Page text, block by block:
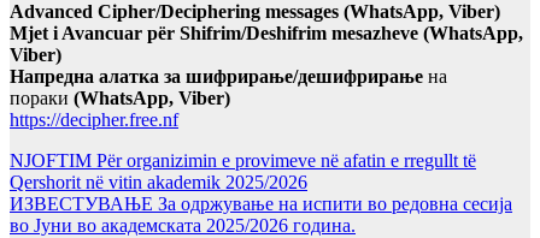
Advanced Cipher/Deciphering messages (WhatsApp, Viber)
Mjet i Avancuar për Shifrim/Deshifrim mesazheve (WhatsApp,
Viber)
Напредна алатка за шифрирање/дешифрирање на
пораки (WhatsApp, Viber)
https://decipher.free.nf
NJOFTIM Për organizimin e provimeve në afatin e rregullt të
Qershorit në vitin akademik 2025/2026
ИЗВЕСТУВАЊЕ За одржување на испити во редовна сесија
во Јуни во академската 2025/2026 година.